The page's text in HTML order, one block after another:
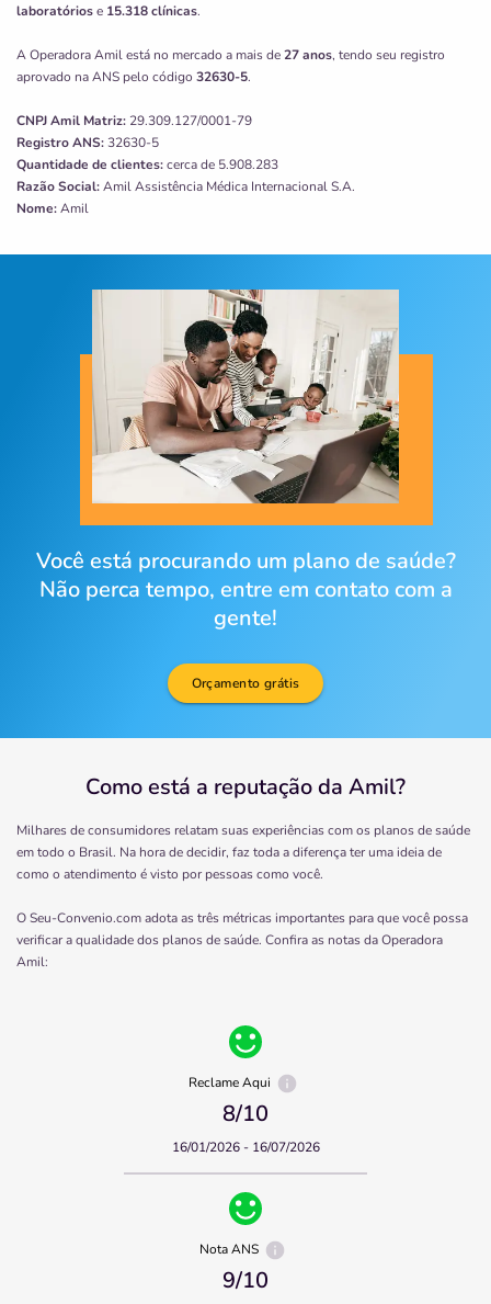
laboratóriose 15.318 clínicas.
A Operadora Amil está no mercado a mais de27 anos, tendo seu registro
aprovado na ANS pelo código 32630-5.
CNPJAmil Matriz: 29.309.127/0001-79
Registro ANS:32630-5
Quantidade de clientes:cerca de 5.908.283
Razão Social:Amil Assistência Médica Internacional S.A.
Nome:Amil
Você está procurando um plano de saúde?
Não perca tempo, entre em contato com a
gente!
Orçamento grátis
Como está a reputação da Amil?
Milhares de consumidores relatam suas experiências com os planos de saúde
em todo o Brasil. Na hora de decidir, faz toda a diferença ter uma ideia de
como o atendimento é visto por pessoas como você.
O Seu-Convenio.com adota as três métricas importantes para que você possa
verificar a qualidade dos planos de saúde. Confira as notas da Operadora
Amil:
Reclame Aqui
8/10
16/01/2026 - 16/07/2026
Nota ANS
9/10